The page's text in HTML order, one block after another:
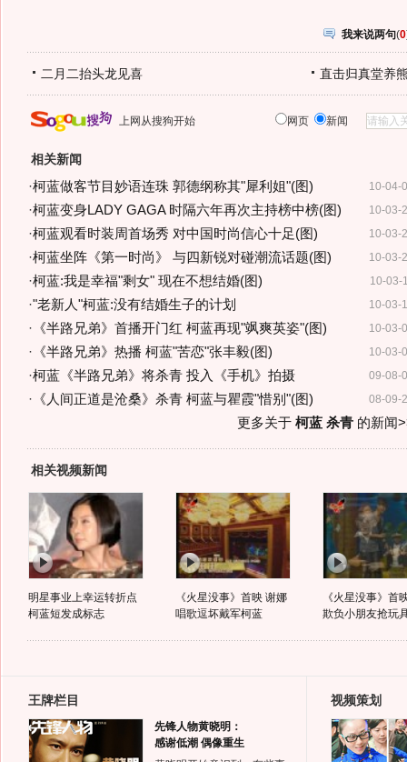
我来说两句(0
二月二抬头龙见喜 直击归真堂养
上网从搜狗开始 网页 新闻
相关新闻
10-04-
·柯蓝做客节目妙语连珠 郭德纲称其"犀利姐"(图)
10-03-
·柯蓝变身LADY GAGA 时隔六年再次主持榜中榜(图)
10-03-
·柯蓝观看时装周首场秀 对中国时尚信心十足(图)
10-03-
·柯蓝坐阵《第一时尚》 与四新锐对碰潮流话题(图)
10-03-
·柯蓝:我是幸福"剩女" 现在不想结婚(图)
10-03-
·"老新人"柯蓝:没有结婚生子的计划
10-03-
· 《半路兄弟》首播开门红 柯蓝再现"飒爽英姿"(图)
10-03-
· 《半路兄弟》热播 柯蓝"苦恋"张丰毅(图)
09-08-
·柯蓝《半路兄弟》将杀青 投入《手机》拍摄
08-09-
· 《人间正道是沧桑》杀青 柯蓝与瞿霞"惜别"(图)
更多关于 柯蓝 杀青的新闻
相关视频新闻
明星事业上幸运转折点
柯蓝短发成标志
《火星没事》首映 谢娜
唱歌逗坏戴军柯蓝
《火星没事》首
欺负小朋友抢玩
王牌栏目
先锋人物黄晓明：
感谢低潮 偶像重生
视频策划